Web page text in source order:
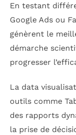
En testant
Google Ads ou
génèrent le
démarche
progresser
La data
outils comme
des rapports
la prise de